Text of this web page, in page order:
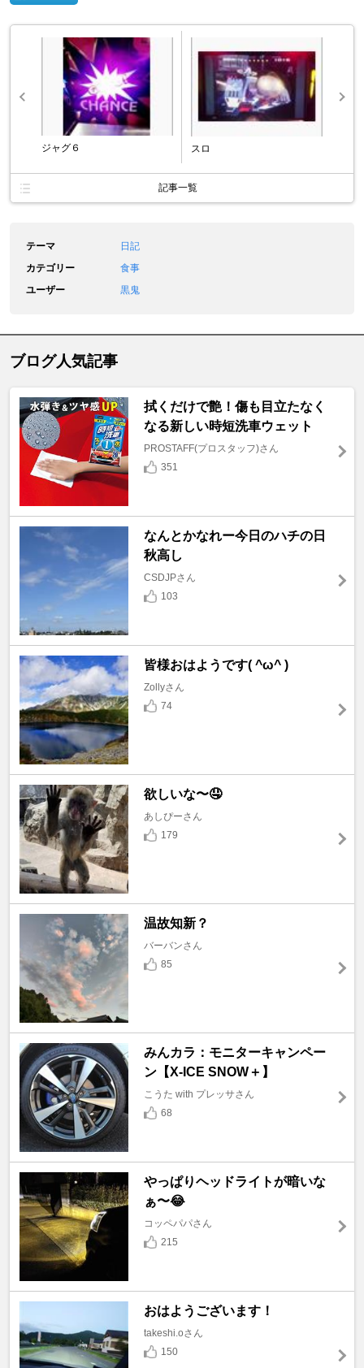
ジャグ６ スロ
記事一覧
テーマ
日記
カテゴリー
食事
ユーザー
黒鬼
ブログ人気記事
拭くだけで艶！傷も目立たなく
なる新しい時短洗車ウェット
PROSTAFF(プロスタッフ)さん
351
なんとかなれー今日のハチの日
秋高し
CSDJPさん
103
皆様おはようです( ^ω^ )
Zollyさん
74
欲しいな〜🤤
あしぴーさん
179
温故知新？
バーバンさん
85
みんカラ：モニターキャンペー
ン【X-ICE SNOW＋】
こうた with プレッサさん
68
やっぱりヘッドライトが暗いな
ぁ〜😂
コッペパパさん
215
おはようございます！
takeshi.oさん
150